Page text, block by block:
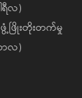
ရီလ)
ဖြိုးတိုးတက်မှု
ာလ)